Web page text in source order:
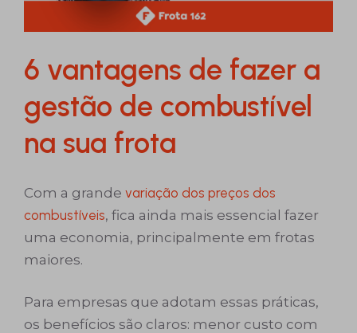
6 vantagens de fazer a
gestão de combustível
na sua frota
Com a grande variação dos preços dos
combustíveis, fica ainda mais essencial fazer
uma economia, principalmente em frotas
maiores.
Para empresas que adotam essas práticas,
os benefícios são claros: menor custo com